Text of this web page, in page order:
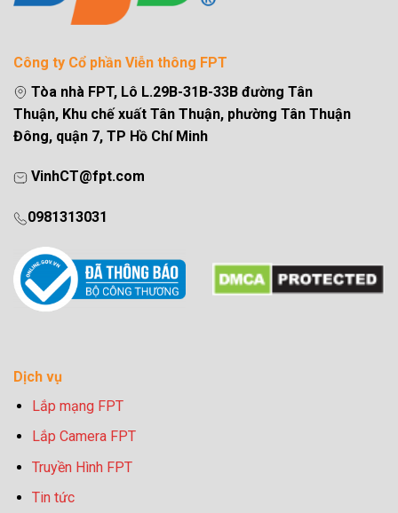
Công ty Cổ phần Viễn thông FPT
Tòa nhà FPT, Lô L.29B-31B-33B đường Tân
Thuận, Khu chế xuất Tân Thuận, phường Tân Thuận
Đông, quận 7, TP Hồ Chí Minh
VinhCT@fpt.com
0981313031
Dịch vụ
Lắp mạng FPT
Lắp Camera FPT
Truyền Hình FPT
Tin tức